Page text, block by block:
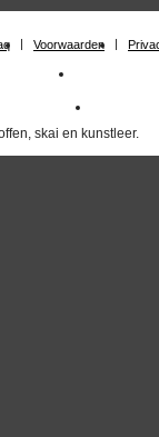
Voorwaarden
skai en kunstleer.
outdoorstof